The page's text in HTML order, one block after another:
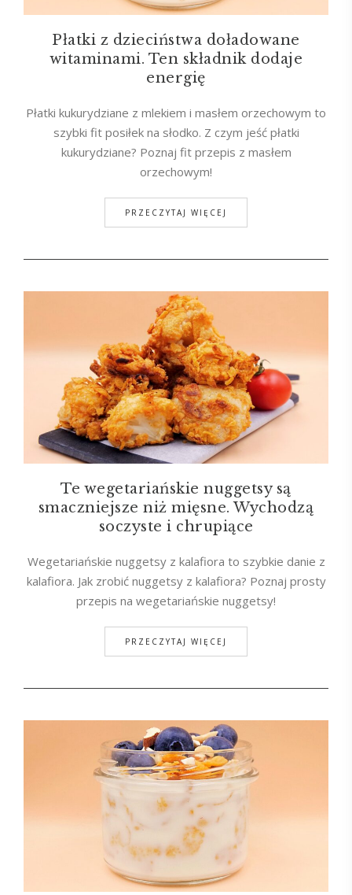
Płatki z dzieciństwa doładowane
witaminami. Ten składnik dodaje
energię
Płatki kukurydziane z mlekiem i masłem orzechowym to
szybki fit posiłek na słodko. Z czym jeść płatki
kukurydziane? Poznaj fit przepis z masłem
orzechowym!
PRZECZYTAJ WIĘCEJ
Te wegetariańskie nuggetsy są
smaczniejsze niż mięsne. Wychodzą
soczyste i chrupiące
Wegetariańskie nuggetsy z kalafiora to szybkie danie z
kalafiora. Jak zrobić nuggetsy z kalafiora? Poznaj prosty
przepis na wegetariańskie nuggetsy!
PRZECZYTAJ WIĘCEJ